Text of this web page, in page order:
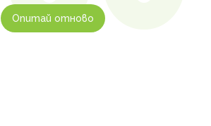
Опитай отново